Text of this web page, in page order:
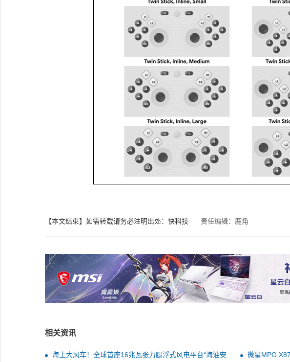
【本文结束】如需转载请务必注明出处：快科技 责任编辑：鹿角
相关资讯
海上大风车！全球首座16兆瓦张力腿浮式风电平台“海油安
微星MPG